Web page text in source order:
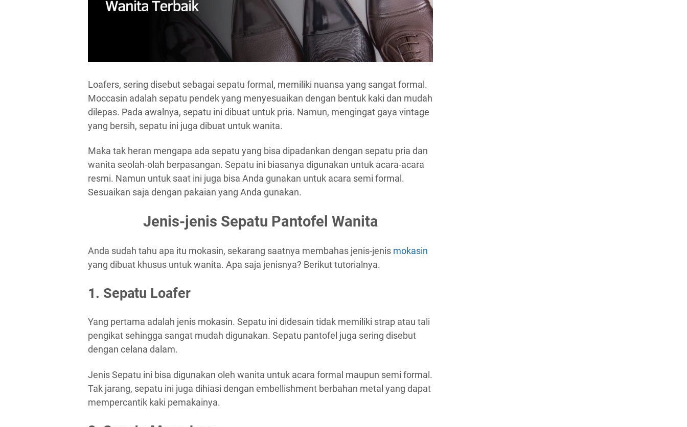
Loafers, sering disebut sebagai sepatu formal, memiliki nuansa yang sangat formal.
Moccasin adalah sepatu pendek yang menyesuaikan dengan bentuk kaki dan mudah
dilepas. Pada awalnya, sepatu ini dibuat untuk pria. Namun, mengingat gaya vintage
yang bersih, sepatu ini juga dibuat untuk wanita.
Maka tak heran mengapa ada sepatu yang bisa dipadankan dengan sepatu pria dan
wanita seolah-olah berpasangan. Sepatu ini biasanya digunakan untuk acara-acara
resmi. Namun untuk saat ini juga bisa Anda gunakan untuk acara semi formal.
Sesuaikan saja dengan pakaian yang Anda gunakan.
Jenis-jenis Sepatu Pantofel Wanita
Anda sudah tahu apa itu mokasin, sekarang saatnya membahas jenis-jenis mokasin
yang dibuat khusus untuk wanita. Apa saja jenisnya? Berikut tutorialnya.
1. Sepatu Loafer
Yang pertama adalah jenis mokasin. Sepatu ini didesain tidak memiliki strap atau tali
pengikat sehingga sangat mudah digunakan. Sepatu pantofel juga sering disebut
dengan celana dalam.
Jenis Sepatu ini bisa digunakan oleh wanita untuk acara formal maupun semi formal.
Tak jarang, sepatu ini juga dihiasi dengan embellishment berbahan metal yang dapat
mempercantik kaki pemakainya.